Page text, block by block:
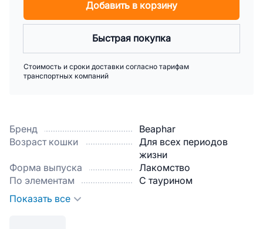
Бренд
Beaphar
Возраст кошки
Для всех периодов
жизни
Форма выпуска
Лакомство
По элементам
С таурином
Показать все
Добавить в корзину
Быстрая покупка
Стоимость и сроки доставки согласно тарифам
транспортных компаний